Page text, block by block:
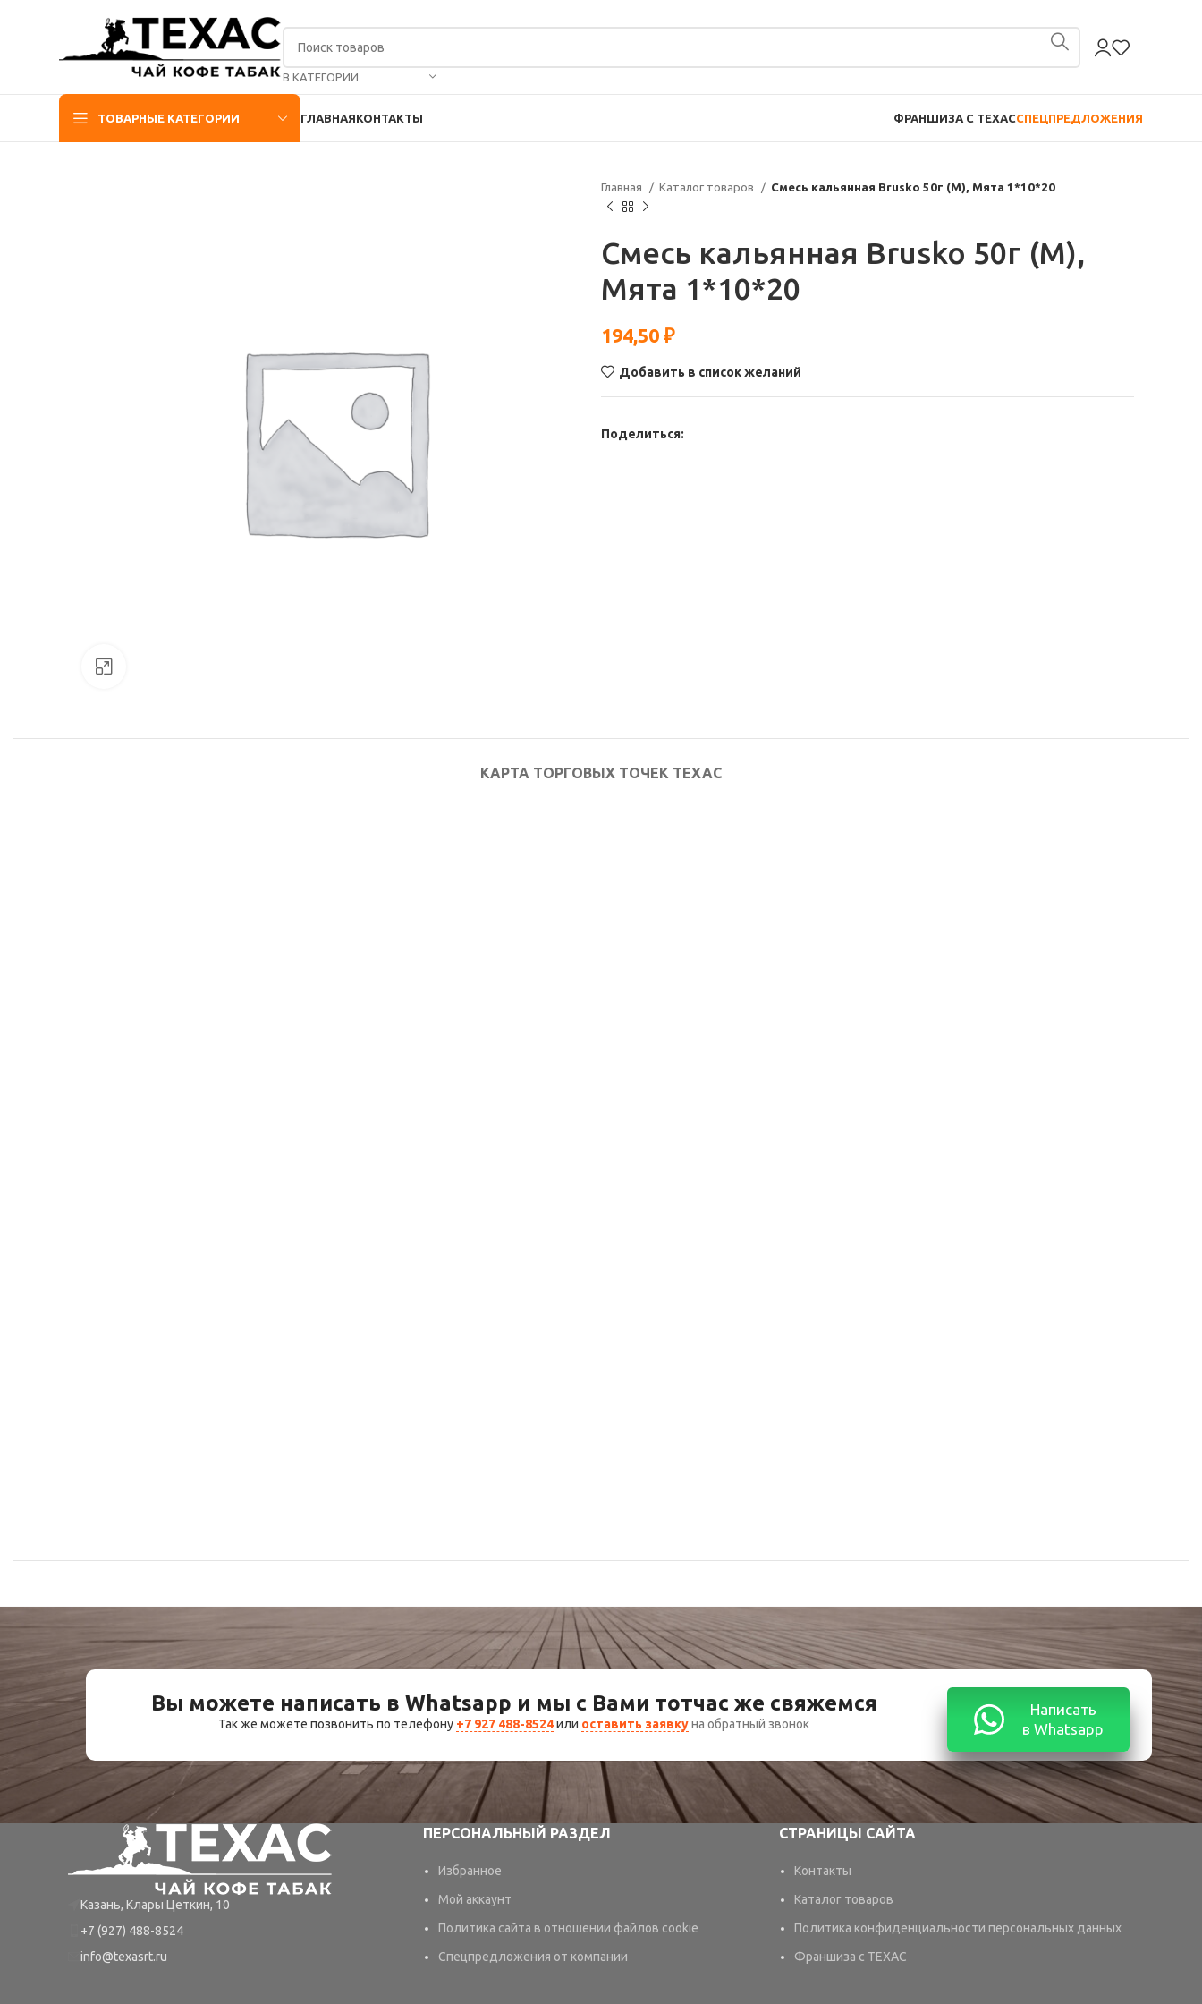
В КАТЕГОРИИ
ТОВАРНЫЕ КАТЕГОРИИ ГЛАВНАЯКОНТАКТЫ ФРАНШИЗА С TEXACСПЕЦПРЕДЛОЖЕНИЯ
Главная Каталог товаров Смесь кальянная Brusko 50г (М), Мята 1*10*20
Смесь кальянная Brusko 50г (М),
Мята 1*10*20
194,50 ₽
Добавить в список желаний
Поделиться:
КАРТА ТОРГОВЫХ ТОЧЕК ТЕХАС
Вы можете написать в Whatsapp и мы с Вами тотчас же свяжемся
Так же можете позвонить по телефону +7 927 488-8524или оставить заявкуна обратный звонок
Написать
в Whatsapp
Казань, Клары Цеткин, 10
+7 (927) 488-8524
info@texasrt.ru
ПЕРСОНАЛЬНЫЙ РАЗДЕЛ
Избранное
Мой аккаунт
Политика сайта в отношении файлов cookie
Спецпредложения от компании
СТРАНИЦЫ САЙТА
Контакты
Каталог товаров
Политика конфиденциальности персональных данных
Франшиза с TEXAC